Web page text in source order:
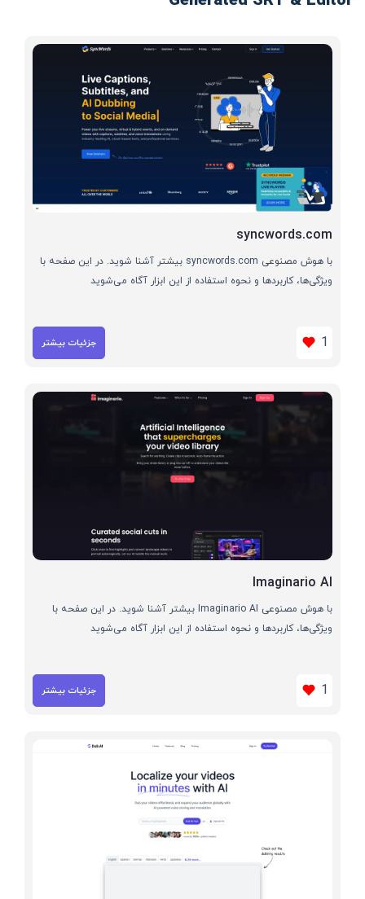
syncwords.com
با هوش مصنوعی syncwords.com بیشتر آشنا شوید. در این صفحه با
ویژگی‌ها، کاربردها و نحوه استفاده از این ابزار آگاه می‌شوید
1 جزئیات بیشتر
Imaginario AI
با هوش مصنوعی Imaginario AI بیشتر آشنا شوید. در این صفحه با
ویژگی‌ها، کاربردها و نحوه استفاده از این ابزار آگاه می‌شوید
1 جزئیات بیشتر